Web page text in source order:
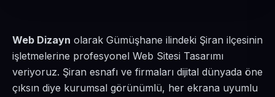
Web Dizayn olarak Gümüşhane ilindeki Şiran ilçesinin
işletmelerine profesyonel Web Sitesi Tasarımı
veriyoruz. Şiran esnafı ve firmaları dijital dünyada öne
çıksın diye kurumsal görünümlü, her ekrana uyumlu